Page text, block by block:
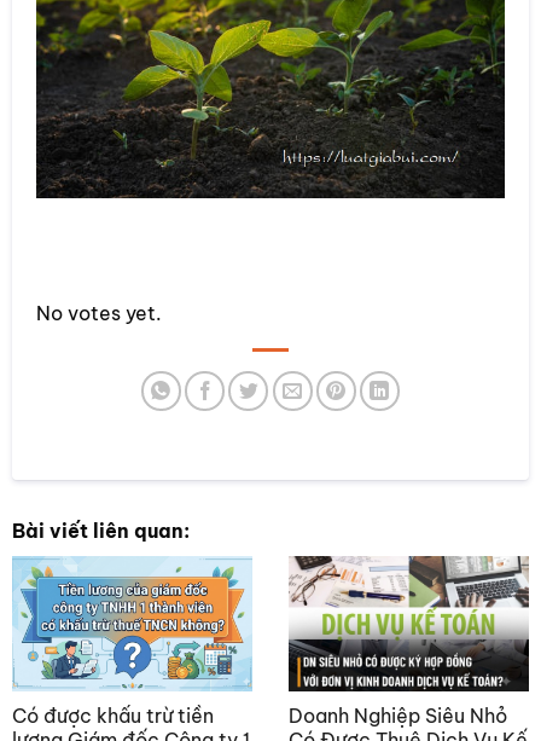
SUBMIT RATING
No votes yet.
Bài viết liên quan:
Có được khấu trừ tiền
Doanh Nghiệp Siêu Nhỏ